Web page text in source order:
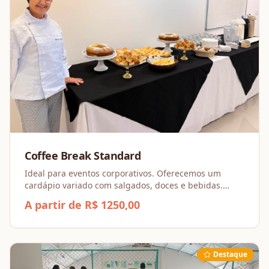
Coffee Break Standard
Ideal para eventos corporativos. Oferecemos um
cardápio variado com salgados, doces e bebidas.
mesa para o sucesso da sua pausa.
A partir de R$ 1250,00
Destaque